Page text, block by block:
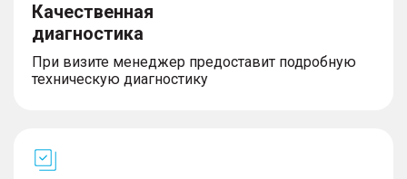
Качественная
диагностика
При визите менеджер предоставит подробную
техническую диагностику